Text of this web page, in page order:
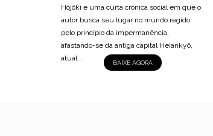
Hōjōki é uma curta crônica social em que o
autor busca seu lugar no mundo regido
pelo princípio da impermanência,
afastando-se da antiga capital Heiankyō,
atual...
BAIXE AGORA